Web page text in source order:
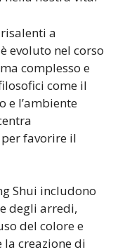
a
evoluto nel corso
complesso e
come il
e l’ambiente
favorire il
Shui includono
degli arredi,
del colore e
creazione di